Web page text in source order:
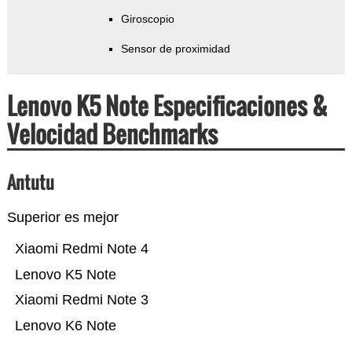
Giroscopio
Sensor de proximidad
Lenovo K5 Note Especificaciones &
Velocidad Benchmarks
Antutu
Superior es mejor
Lenovo K6 Note
Xiaomi Redmi Note 3
Lenovo K5 Note
Xiaomi Redmi Note 4